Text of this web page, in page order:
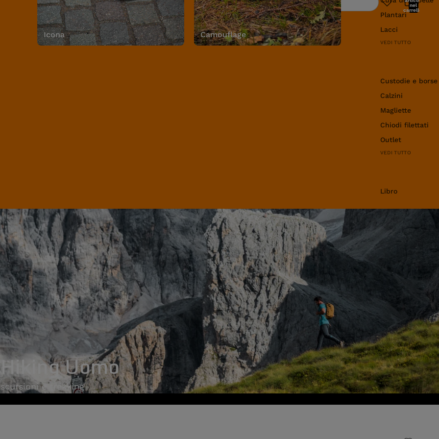
Icona Camouflage
Plantari
Lacci
VEDI TUTTO
Custodie e
Calzini
Magliette
Chiodi filettati
Outlet
VEDI TUTTO
Libro
Ricerca
nel
carrello:
Uomo
e trekking